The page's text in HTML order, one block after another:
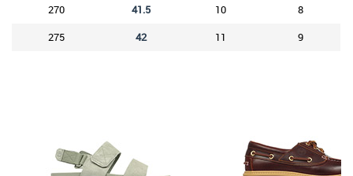
270
41.5 10
8
275
42 11 9